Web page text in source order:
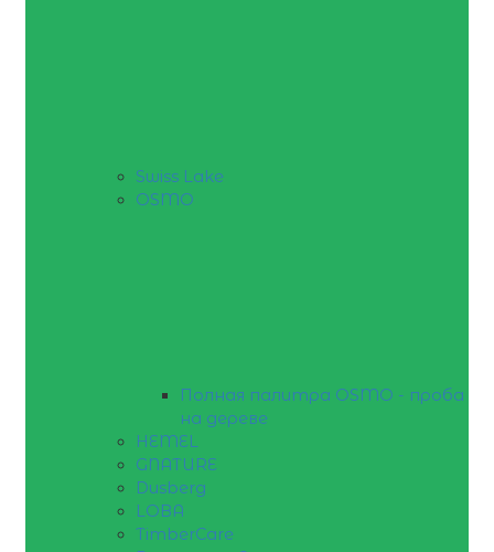
Swiss Lake
OSMO
Полная палитра OSMO - проба
на дереве
HEMEL
GNATURE
Dusberg
LOBA
TimberCare